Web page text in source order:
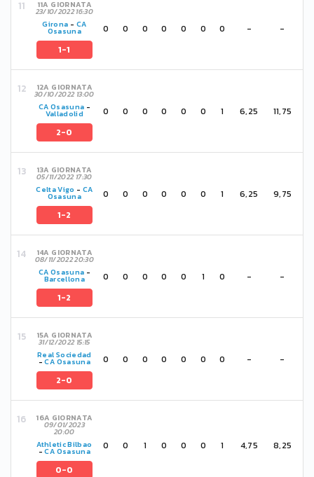
11A GIORNATA
23/10/2022 16:30
Girona - CA
Osasuna
1-1
0 0 0 0 0 0 0 - -
12A GIORNATA
30/10/2022 13:00
CA Osasuna -
Valladolid
2-0
0 0 0 0 0 0 1 6,25 11,75
13A GIORNATA
05/11/2022 17:30
Celta Vigo - CA
Osasuna
1-2
0 0 0 0 0 0 1 6,25 9,75
14A GIORNATA
08/11/2022 20:30
CA Osasuna -
Barcellona
1-2
0 0 0 0 0 1 0 - -
15A GIORNATA
31/12/2022 15:15
Real Sociedad
-CA Osasuna
2-0
0 0 0 0 0 0 0 - -
16A GIORNATA
09/01/2023
20:00
Athletic Bilbao
-CA Osasuna
0-0
0 0 1 0 0 0 1 4,75 8,25